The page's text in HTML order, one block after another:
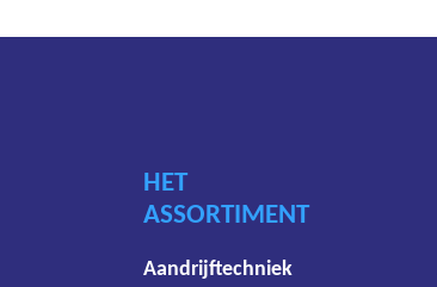
HET
ASSORTIMENT
Aandrijftechniek